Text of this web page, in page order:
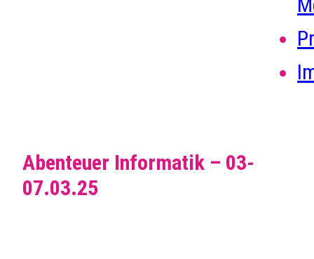
Abenteuer Informatik – 03-
07.03.25